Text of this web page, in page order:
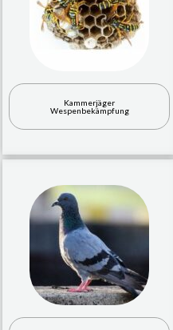
Kammerjäger
Wespenbekämpfung